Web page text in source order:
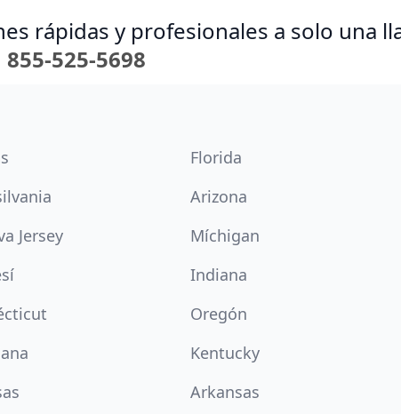
rápidas y profesionales a solo una
855-525-5698
Florida
Arizona
Jersey Míchigan
Indiana
Oregón
Kentucky
Arkansas